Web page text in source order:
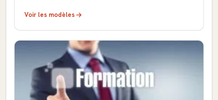
Voir les modèles